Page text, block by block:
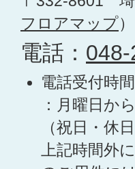
フロアマップ）
電話：
電話受付時間
：月曜日か
（祝日・休
上記時間外